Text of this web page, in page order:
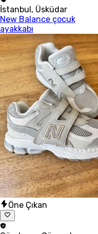
İstanbul, Üsküdar
New Balance çocuk
ayakkabı
Öne Çıkan